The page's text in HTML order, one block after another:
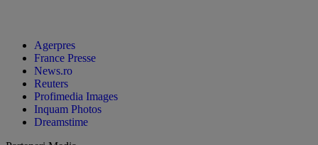
Agerpres
France Presse
News.ro
Reuters
Profimedia Images
Inquam Photos
Dreamstime